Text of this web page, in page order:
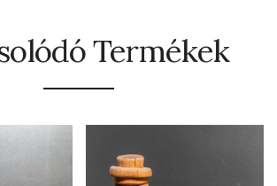
Termékek